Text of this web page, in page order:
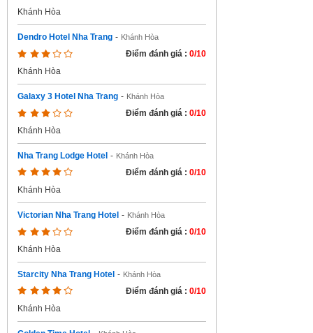
Khánh Hòa
Dendro Hotel Nha Trang - Khánh Hòa
Điểm đánh giá : 0/10
Khánh Hòa
Galaxy 3 Hotel Nha Trang - Khánh Hòa
Điểm đánh giá : 0/10
Khánh Hòa
Nha Trang Lodge Hotel - Khánh Hòa
Điểm đánh giá : 0/10
Khánh Hòa
Victorian Nha Trang Hotel - Khánh Hòa
Điểm đánh giá : 0/10
Khánh Hòa
Starcity Nha Trang Hotel - Khánh Hòa
Điểm đánh giá : 0/10
Khánh Hòa